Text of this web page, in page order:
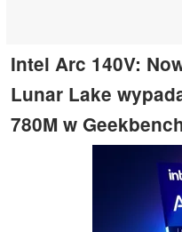
Intel Arc 140V:
Lunar Lake
780M w